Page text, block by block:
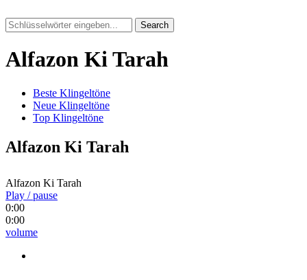
Search
Alfazon Ki Tarah
Beste Klingeltöne
Neue Klingeltöne
Top Klingeltöne
Alfazon Ki Tarah
Alfazon Ki Tarah
Play / pause
0:00
0:00
volume